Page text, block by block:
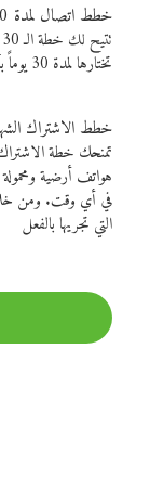
خطط اتصال لمدة 30 يومًا
تختارها لمدة 30 يوماً بأسعار فايبر المنخفضة.
خطط الاشتراك
تمنحك خطة الاشتراك
هواتف أرضية
في أي وقت. ومن
التي تجريها بالفعل